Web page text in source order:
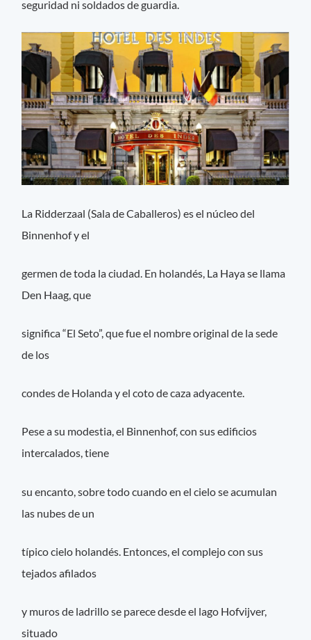
seguridad ni soldados de guardia.
La Ridderzaal (Sala de Caballeros) es el núcleo del
Binnenhof y el
germen de toda la ciudad. En holandés, La Haya se llama
Den Haag, que
significa “El Seto”, que fue el nombre original de la sede
de los
condes de Holanda y el coto de caza adyacente.
Pese a su modestia, el Binnenhof, con sus edificios
intercalados, tiene
su encanto, sobre todo cuando en el cielo se acumulan
las nubes de un
típico cielo holandés. Entonces, el complejo con sus
tejados afilados
y muros de ladrillo se parece desde el lago Hofvijver,
situado